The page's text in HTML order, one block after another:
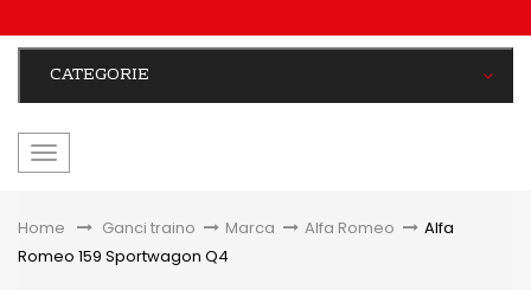
CATEGORIE
navigazione
Home &gt;Ganci traino > Marca > Alfa Romeo > Alfa
Romeo 159 Sportwagon Q4